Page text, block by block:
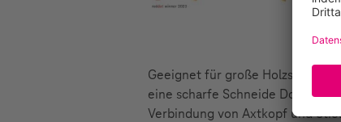
Geeignet für große Holzscheite
eine scharfe Schneide Doppelt
Verbindung von Axtkopf und